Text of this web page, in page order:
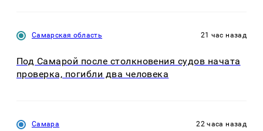
Самарская область 21 час назад
Под Самарой после столкновения судов начата
проверка, погибли два человека
Самара 22 часа назад